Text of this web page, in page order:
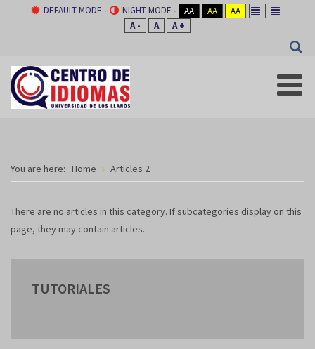
DEFAULT MODE NIGHT MODE AA AA
AA
A -
A A +
You are here: Home Articles 2
There are no articles in this category. If subcategories display on this
page, they may contain articles.
TUTORIALES